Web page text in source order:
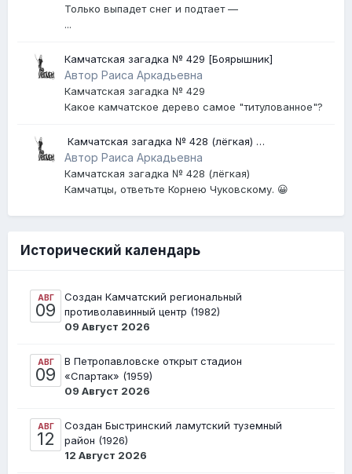
Только выпадет снег и подтает —
...
Камчатская загадка № 429 [Боярышник]
Автор Раиса Аркадьевна
Камчатская загадка № 429
Какое камчатское дерево самое "титулованное"?
​ Камчатская загадка № 428 (лёгкая) ​
[Землетрясение]
Автор Раиса Аркадьевна
Камчатская загадка № 428 (лёгкая)
Камчатцы, ответьте Корнею Чуковскому. 😀
Исторический календарь
АВГ
09
Создан Камчатский региональный
противолавинный центр (1982)
09 Август 2026
АВГ
09
В Петропавловске открыт стадион
«Спартак» (1959)
09 Август 2026
АВГ
12
Создан Быстринский ламутский туземный
район (1926)
12 Август 2026